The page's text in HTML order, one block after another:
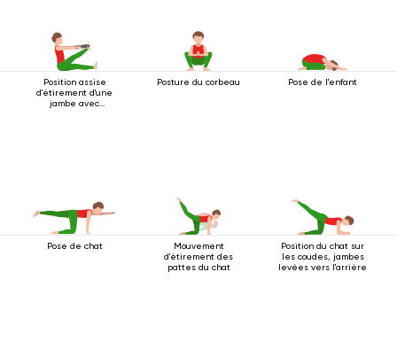
Position assise
d'étirement d'une
jambe avec
Posture du corbeau Pose de l'enfant
Pose de chat
Mouvement
d'étirement des
pattes du chat
Position du chat sur
les coudes, jambes
levées vers l'arrière